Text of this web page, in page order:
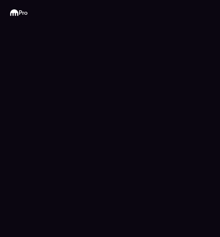
Kraken
Pro